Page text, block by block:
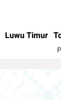
Luwu Timur